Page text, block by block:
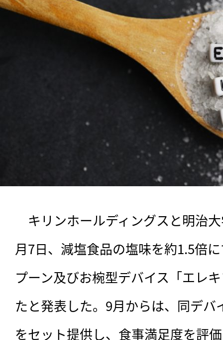
キリンホールディングスと明治
月7日、減塩食品の塩味を約1.5倍
プーン及びお椀型デバイス「エレ
たと発表した。9月からは、同デバ
をセット提供し、食事満足度を評